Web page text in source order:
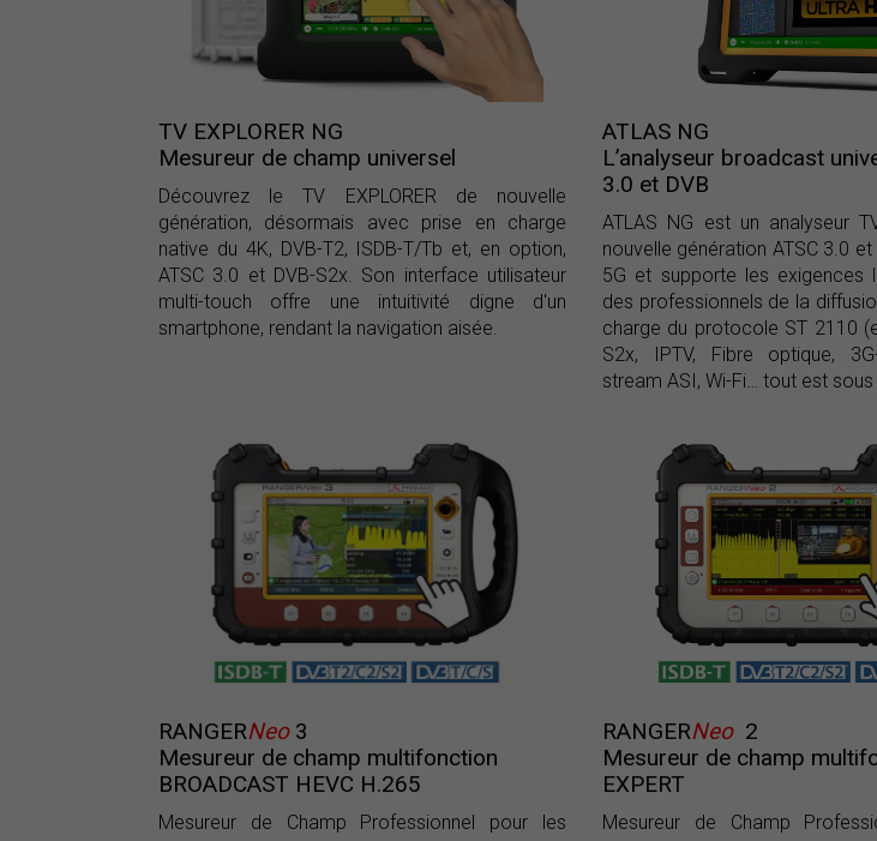
TV EXPLORER NG
Mesureur de champ universel
Découvrez le TV EXPLORER de nouvelle
génération, désormais avec prise en charge
native du 4K, DVB-T2, ISDB-T/Tb et, en option,
ATSC 3.0 et DVB-S2x. Son interface utilisateur
multi-touch offre une intuitivité digne d'un
smartphone, rendant la navigation aisée.
ATLAS NG
L’analyseur broadcast
3.0 et DVB
ATLAS NG est un analyseur
nouvelle génération ATSC 3.0 et
5G et supporte les exigences
des professionnels de la
charge du protocole ST 2110
S2x, IPTV, Fibre optique,
stream ASI, Wi-Fi… tout est
RANGERNeo3
Mesureur de champ multifonction
BROADCAST HEVC H.265
Mesureur de Champ Professionnel pour les
RANGERNeo 2
Mesureur de champ
EXPERT
Mesureur de Champ